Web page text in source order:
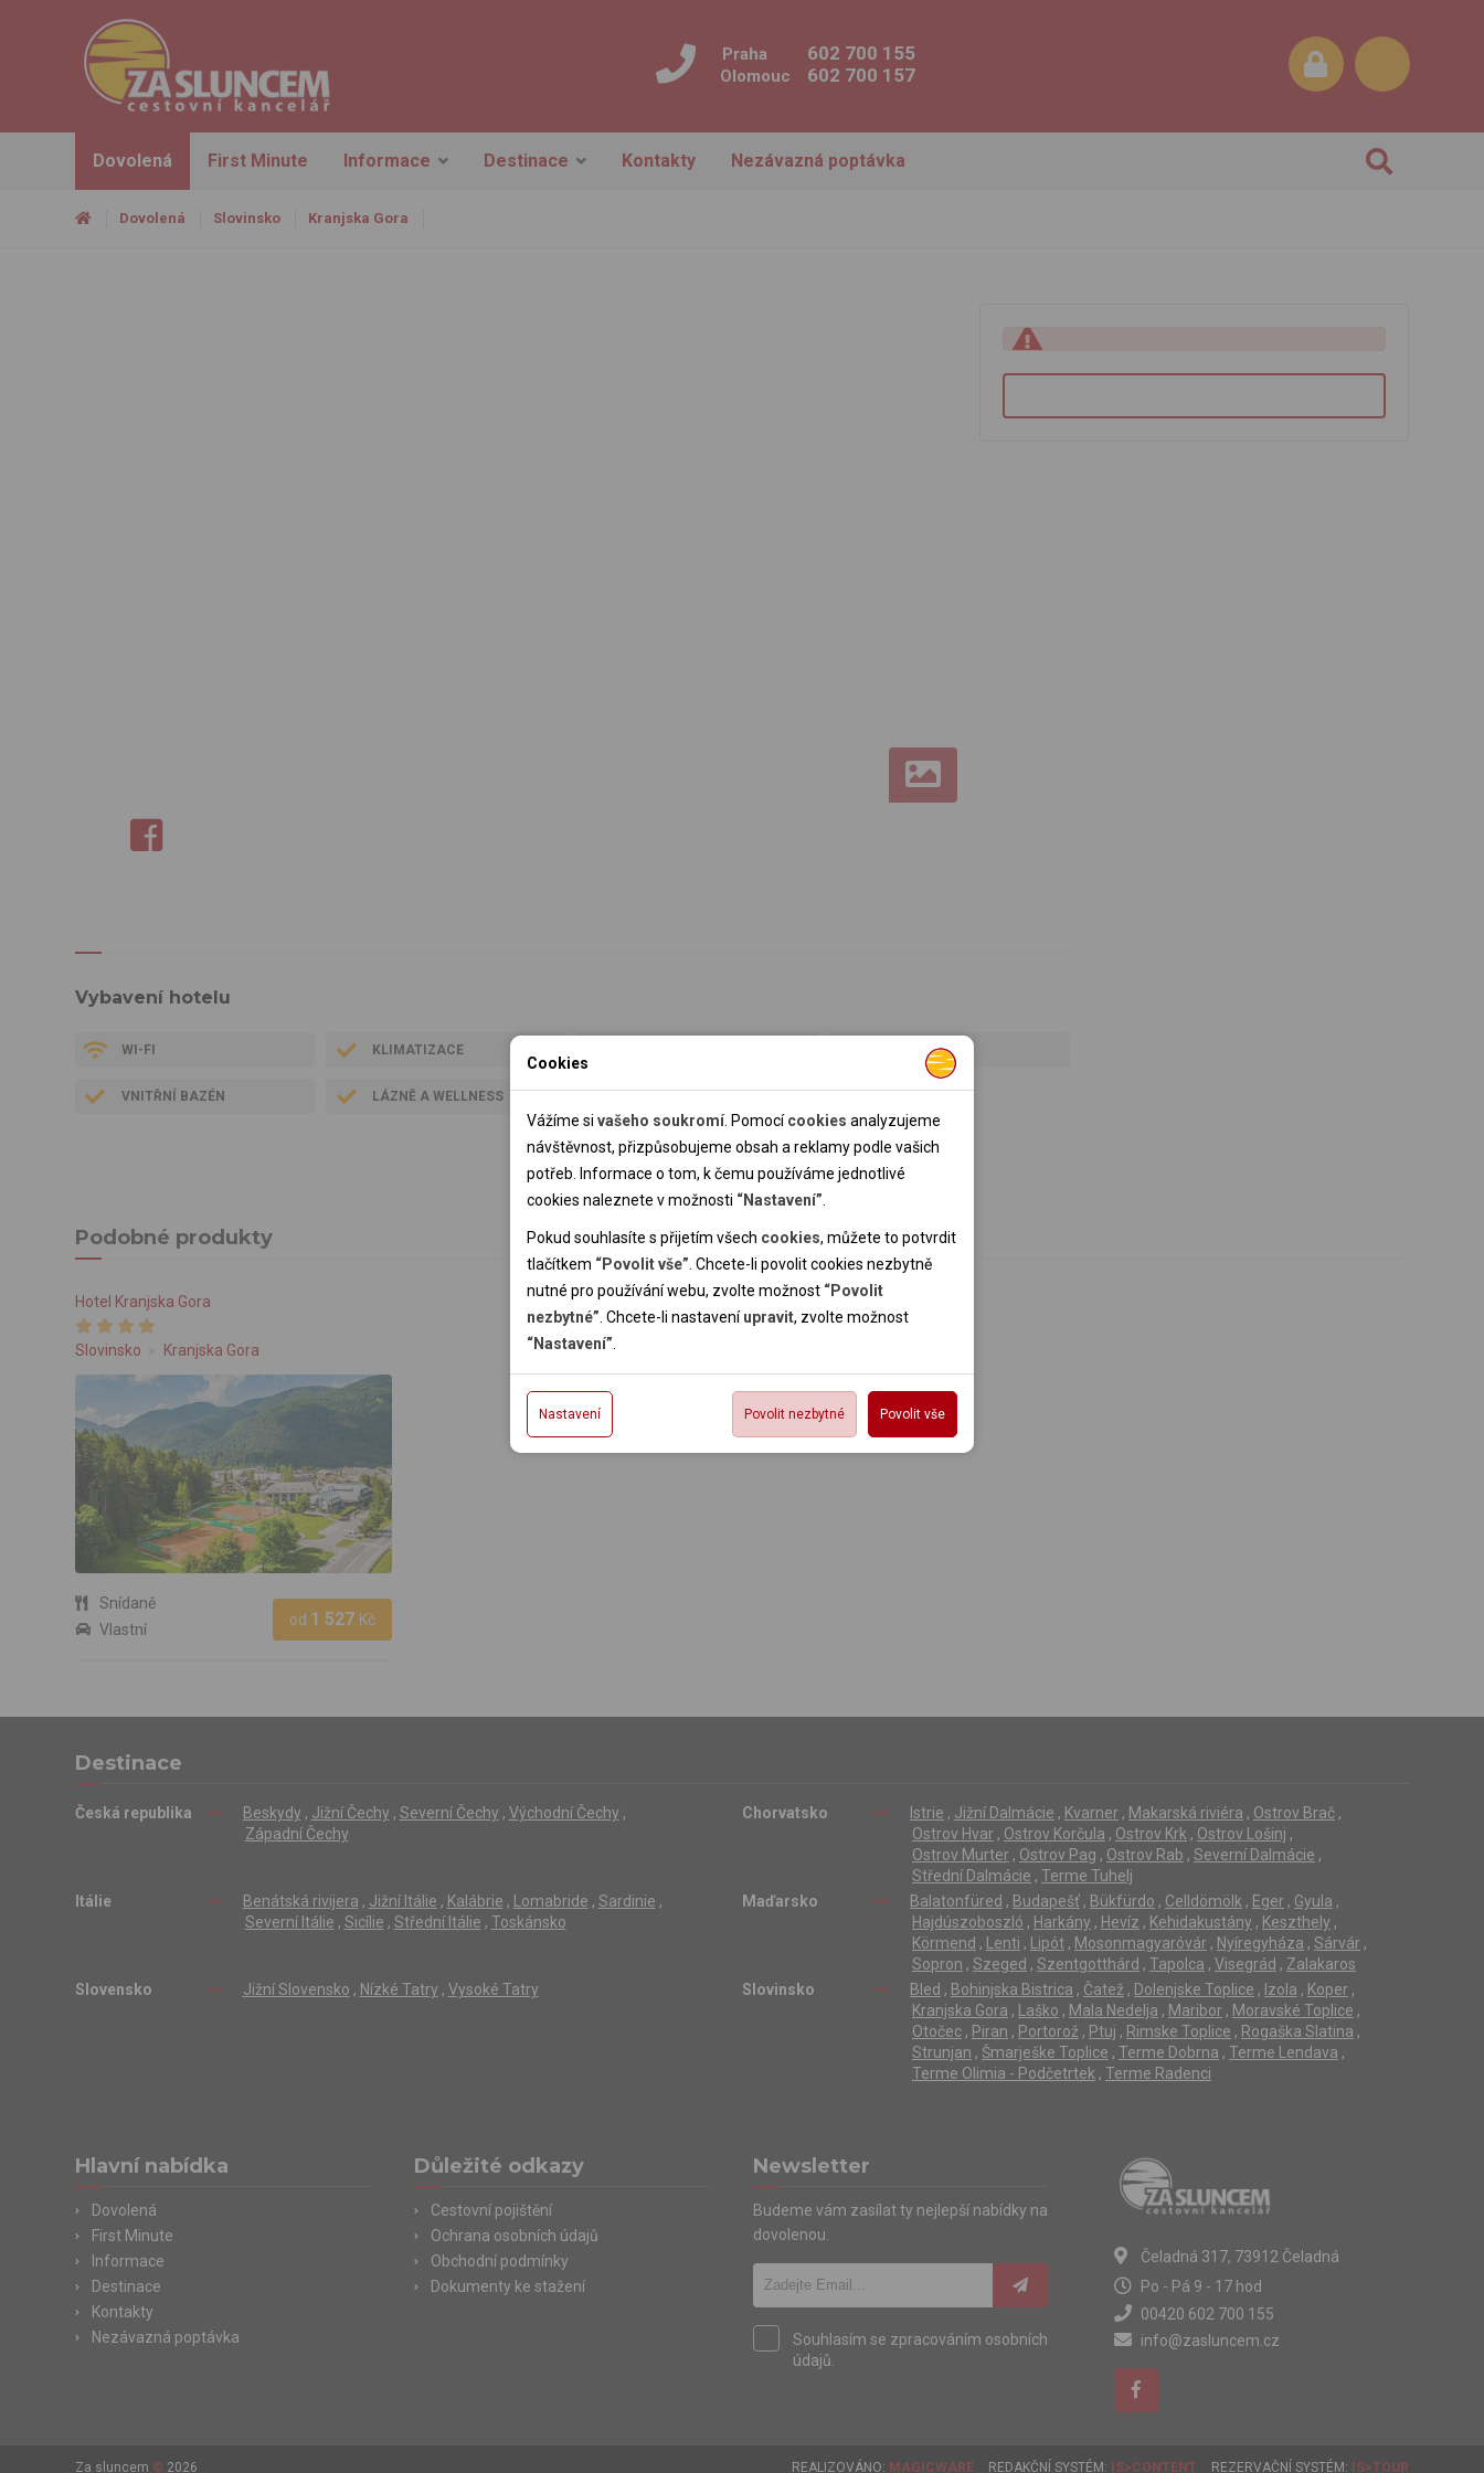
Praha 602 700 155
Olomouc 602 700 157
Dovolená First Minute Informace Destinace Kontakty Nezávazná poptávka
Dovolená Slovinsko Kranjska Gora
Vybavení hotelu
WI-FI KLIMATIZACE SPRCHA / WC
VNITŘNÍ BAZÉN LÁZNĚ A WELLNESS
Podobné produkty
Hotel Kranjska Gora
Slovinsko Kranjska Gora
Snídaně
Vlastní
od 1 527 Kč
Destinace
Česká republika Beskydy , Jižní Čechy , Severní Čechy , Východní Čechy ,
Západní Čechy
Chorvatsko Istrie , Jižní Dalmácie , Kvarner , Makarská riviéra , Ostrov Brač ,
Ostrov Hvar , Ostrov Korčula , Ostrov Krk , Ostrov Lošinj ,
Ostrov Murter , Ostrov Pag , Ostrov Rab , Severní Dalmácie ,
Střední Dalmácie , Terme Tuhelj
Itálie
Benátská rivijera , Jižní Itálie , Kalábrie , Lomabride , Sardinie ,
Severní Itálie , Sicílie , Střední Itálie , Toskánsko
Maďarsko Balatonfüred , Budapešť , Bükfürdo , Celldömölk , Eger , Gyula ,
Hajdúszoboszló , Harkány , Hevíz , Kehidakustány , Keszthely ,
Körmend , Lenti , Lipót , Mosonmagyaróvár , Nyíregyháza , Sárvár ,
Sopron , Szeged , Szentgotthárd , Tapolca , Visegrád , Zalakaros
Slovensko
Jižní Slovensko , Nízké Tatry , Vysoké Tatry Slovinsko Bled , Bohinjska Bistrica , Čatež , Dolenjske Toplice , Izola , Koper ,
Kranjska Gora , Laško , Mala Nedelja , Maribor , Moravské Toplice ,
Otočec , Piran , Portorož , Ptuj , Rimske Toplice , Rogaška Slatina ,
Strunjan , Šmarješke Toplice , Terme Dobrna , Terme Lendava ,
Terme Olimia - Podčetrtek , Terme Radenci
Hlavní nabídka
Dovolená
First Minute
Informace
Destinace
Kontakty
Nezávazná poptávka
Důležité odkazy
Cestovní pojištění
Ochrana osobních údajů
Obchodní podmínky
Dokumenty ke stažení
Newsletter
Budeme vám zasílat ty nejlepší nabídky na
dovolenou.
Souhlasím se zpracováním osobních
údajů.
Čeladná 317, 73912 Čeladná
Po - Pá 9 - 17 hod
00420 602 700 155
info@zasluncem.cz
Za sluncem © 2026 REALIZOVÁNO: MAGICWARE REDAKČNÍ SYSTÉM: IS>CONTENT REZERVAČNÍ SYSTÉM: IS>TOUR
Cookies
Vážíme si vašeho soukromí . Pomocícookies analyzujeme
návštěvnost, přizpůsobujeme obsah a reklamy podle vašich
potřeb. Informace o tom, k čemu používáme jednotlivé
cookies naleznete v možnosti “Nastavení”
Pokud souhlasíte s přijetím všech cookies, můžete to potvrdit
tlačítkem “Povolit vše” . Chcete-li povolit cookies nezbytně
nutné pro používání webu, zvolte možnost “Povolit
nezbytné” . Chcete-li nastaveníupravit, zvolte možnost
“Nastavení”
Nastavení Povolit vše
Povolit nezbytné
Nutné cookies pomáhají, aby byla webová stránka použitelná
tak, že umožní základní funkce jako navigace stránky a
přístup k zabezpečeným sekcím webové stránky. Webová
stránka nemůže správně fungovat bez těchto cookies.
Analytické cookies
Pomocí analytických cookies můžeme měřit návštěvnost
našeho webu, zdroje návštěv, výkon reklam a také jejich
dosah. Takto získaná data zpracováváme anonymně bez
vazby na konkrétního uživatele našeho webu. Bez vašeho
souhlasu s používáním analytických cookies, ztrácíme
možnost analýzy výkonu a optimalizace našeho webu.
Personální cookies
Personalizační soubory cookies nám umožňují přizpůsobit
prohlížení webu dle vašich zájmů a preferencí. Bez souhlasu
může dojít mj. k zobrazování informací neodpovídající Vaším
potřebám, méně užitečné nabídce či doporučení.
Reklamní cookies
Reklamní cookies používáme my nebo třetí strana k
zobrazování relevantní reklamy nebo obsahu jak na našem